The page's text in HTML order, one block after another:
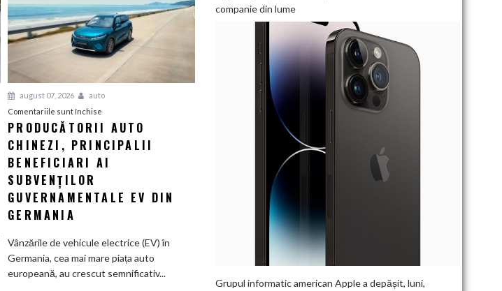
august 07, 2026
auto
Comentariile sunt închise
Producătorii
auto
chinezi,
ai
EV
din
Germania
PRODUCĂTORII AUTO
CHINEZI, PRINCIPALII
BENEFICIARI AI
SUBVENȚILOR
GUVERNAMENTALE EV DIN
GERMANIA
Vânzările de vehicule electrice (EV) în
Germania, cea mai mare piața auto
europeană, au crescut semnificativ...
companie din lume
Grupul informatic american Apple a depășit, luni,